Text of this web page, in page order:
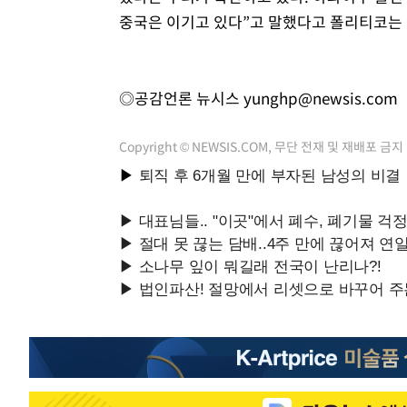
중국은 이기고 있다”고 말했다고 폴리티코
◎공감언론 뉴시스 yunghp@newsis.com
Copyright © NEWSIS.COM, 무단 전재 및 재배포 금지